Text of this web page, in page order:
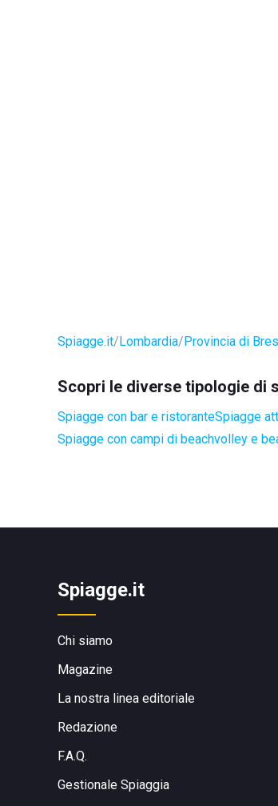
Spiagge.it Lombardia Provincia di
Scopri le diverse tipologie di
Spiagge con bar e ristoranteSpiagge
Spiagge con campi di beachvolley e
Spiagge.it
Chi siamo
Magazine
La nostra linea editoriale
Redazione
F.A.Q.
Gestionale Spiaggia